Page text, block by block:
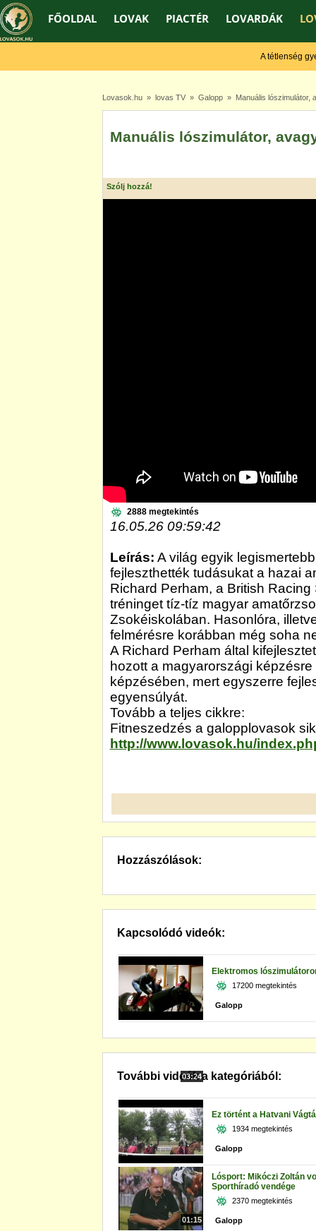
FŐOLDAL LOVAK PIACTÉR LOVARDÁK
A tétlenség
Lovasok.hu» lovas TV» Galopp» Manuális lószimulátor,
Manuális lószimulátor,
Szólj hozzá!
2888 megtekintés
16.05.26 09:59:42
Leírás: A világ egyik
fejleszthették tudásukat a hazai
Richard Perham, a British
tréninget tíz-tíz magyar
Zsokéiskolában. Hasonlóra,
felmérésre korábban még soha
A Richard Perham által
hozott a magyarországi
képzésében, mert egyszerre
egyensúlyát.
Tovább a teljes cikkre:
Fitneszedzés a galopplovasok
http://www.lovasok.hu/
Hozzászólások:
Kapcsolódó videók:
03:24
Elektromos
17200 megtekintés
Galopp
További videók a kategóriából:
01:15
Ez történt a Hatvani
1934 megtekintés
Galopp
Lósport: Mikóczi Zoltán
Sporthíradó vendége
2370 megtekintés
Galopp